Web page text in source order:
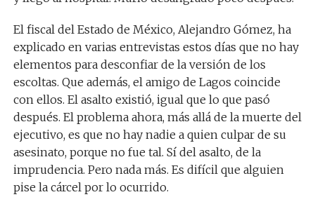
El fiscal del Estado de México, Alejandro Gómez, ha
explicado en varias entrevistas estos días que no hay
elementos para desconfiar de la versión de los
escoltas. Que además, el amigo de Lagos coincide
con ellos. El asalto existió, igual que lo que pasó
después. El problema ahora, más allá de la muerte del
ejecutivo, es que no hay nadie a quien culpar de su
asesinato, porque no fue tal. Sí del asalto, de la
imprudencia. Pero nada más. Es difícil que alguien
pise la cárcel por lo ocurrido.